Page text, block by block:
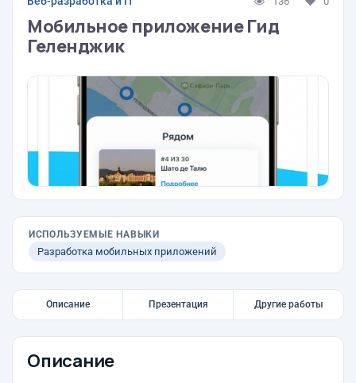
Мобильное приложение Гид
Геленджик
ИСПОЛЬЗУЕМЫЕ НАВЫКИ
Разработка мобильных приложений
Описание Презентация Другие работы
Описание